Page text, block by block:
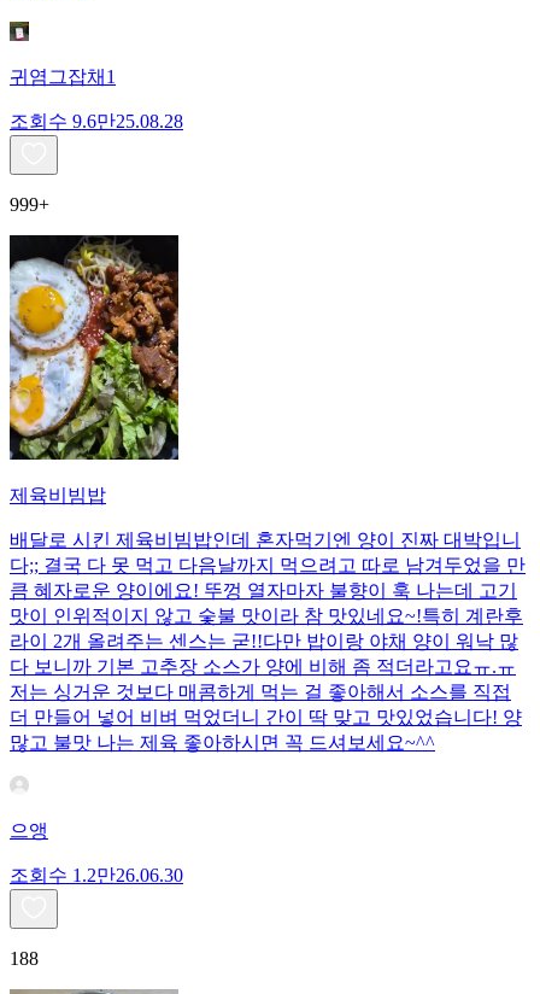
귀염그잡채1
조회수 9.6만25.08.28
999+
제육비빔밥
배달로 시킨 제육비빔밥인데 혼자먹기엔 양이 진짜 대박입니
다;; 결국 다 못 먹고 다음날까지 먹으려고 따로 남겨두었을 만
큼 혜자로운 양이에요! 뚜껑 열자마자 불향이 훅 나는데 고기
맛이 인위적이지 않고 숯불 맛이라 참 맛있네요~!특히 계란후
라이 2개 올려주는 센스는 굳!! ​다만 밥이랑 야채 양이 워낙 많
다 보니까 기본 고추장 소스가 양에 비해 좀 적더라고요ㅠ.ㅠ
저는 싱거운 것보다 매콤하게 먹는 걸 좋아해서 소스를 직접
더 만들어 넣어 비벼 먹었더니 간이 딱 맞고 맛있었습니다! 양
많고 불맛 나는 제육 좋아하시면 꼭 드셔보세요~^^
으앵
조회수 1.2만26.06.30
188